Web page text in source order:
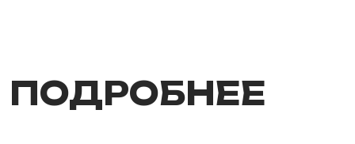
ПОДРОБНЕЕ